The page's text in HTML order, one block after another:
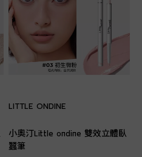
LITTLE ONDINE
小奧汀Little ondine 雙效立體臥
蠶筆